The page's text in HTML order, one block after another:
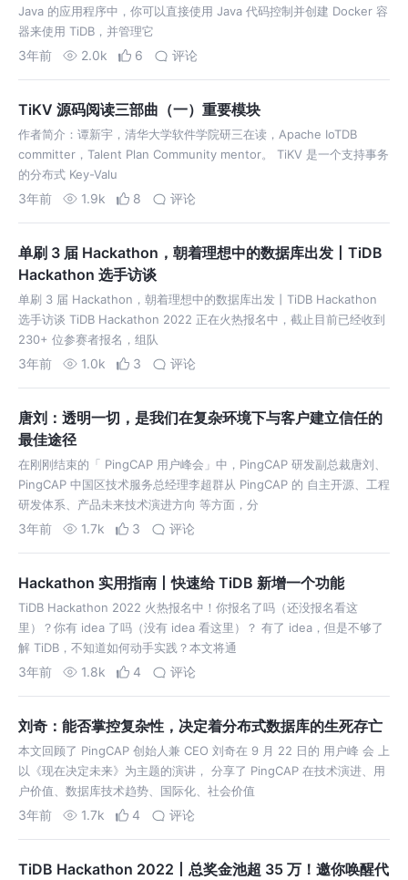
Java 的应用程序中，你可以直接使用 Java 代码控制并创建 Docker 容
器来使用 TiDB，并管理它
3年前 2.0k 6 评论
TiKV 源码阅读三部曲（一）重要模块
作者简介：谭新宇，清华大学软件学院研三在读，Apache IoTDB
committer，Talent Plan Community mentor。 TiKV 是一个支持事务
的分布式 Key-Valu
3年前 1.9k 8 评论
单刷 3 届 Hackathon，朝着理想中的数据库出发丨TiDB
Hackathon 选手访谈
单刷 3 届 Hackathon，朝着理想中的数据库出发丨TiDB Hackathon
选手访谈 TiDB Hackathon 2022 正在火热报名中，截止目前已经收到
230+ 位参赛者报名，组队
3年前 1.0k 3 评论
唐刘：透明一切，是我们在复杂环境下与客户建立信任的
最佳途径
在刚刚结束的「 PingCAP 用户峰会」中，PingCAP 研发副总裁唐刘、
PingCAP 中国区技术服务总经理李超群从 PingCAP 的 自主开源、工程
研发体系、产品未来技术演进方向 等方面，分
3年前 1.7k 3 评论
Hackathon 实用指南丨快速给 TiDB 新增一个功能
TiDB Hackathon 2022 火热报名中！你报名了吗（还没报名看这
里）？你有 idea 了吗（没有 idea 看这里）？ 有了 idea，但是不够了
解 TiDB，不知道如何动手实践？本文将通
3年前 1.8k 4 评论
刘奇：能否掌控复杂性，决定着分布式数据库的生死存亡
本文回顾了 PingCAP 创始人兼 CEO 刘奇在 9 月 22 日的 用户峰 会 上
以《现在决定未来》为主题的演讲， 分享了 PingCAP 在技术演进、用
户价值、数据库技术趋势、国际化、社会价值
3年前 1.7k 4 评论
TiDB Hackathon 2022丨总奖金池超 35 万！邀你唤醒代